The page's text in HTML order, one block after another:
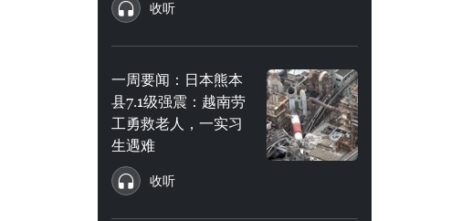
收听
一周要闻：日本熊本
县7.1级强震：越南劳
工勇救老人，一实习
生遇难
收听